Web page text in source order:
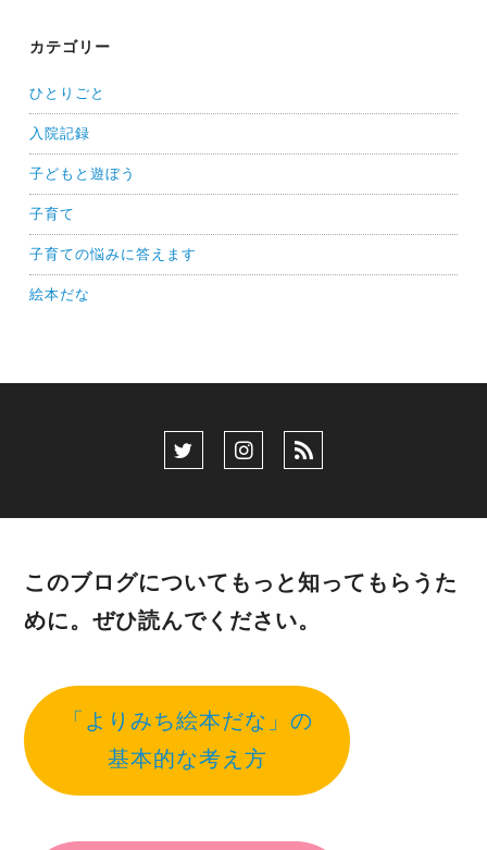
カテゴリー
ひとりごと
入院記録
子どもと遊ぼう
子育て
子育ての悩みに答えます
絵本だな
このブログについてもっと知ってもらうた
めに。ぜひ読んでください。
「よりみち絵本だな」の
基本的な考え方